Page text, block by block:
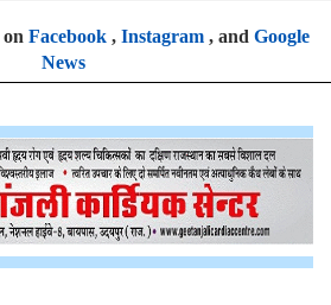
Facebook, Instagram, and Google
News